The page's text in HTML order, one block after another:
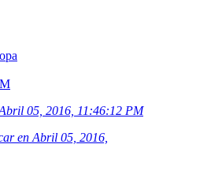
05, 2016, 11:46:12 PM
en Abril 05, 2016,